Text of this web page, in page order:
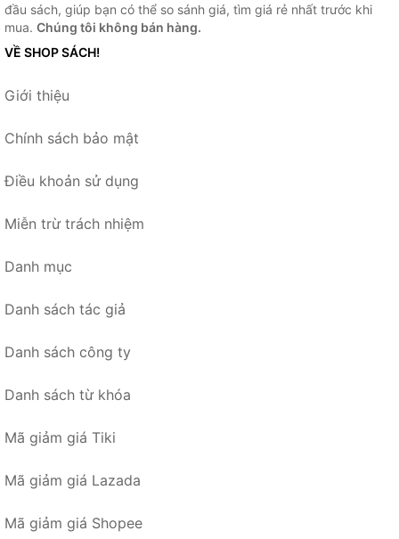
đầu sách, giúp bạn có thể so sánh giá, tìm giá rẻ nhất trước khi
mua. Chúng tôi không bán hàng.
VỀ SHOP SÁCH!
Giới thiệu
Chính sách bảo mật
Điều khoản sử dụng
Miễn trừ trách nhiệm
Danh mục
Danh sách tác giả
Danh sách công ty
Danh sách từ khóa
Mã giảm giá Tiki
Mã giảm giá Lazada
Mã giảm giá Shopee